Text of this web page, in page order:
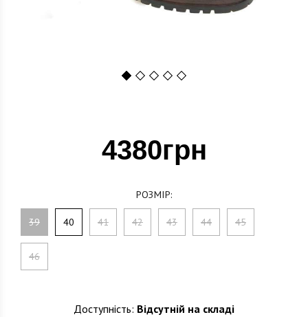
12345
4380грн
РОЗМІР:
39 40 41 42 43 44 45
46
Доступність: Відсутній на складі